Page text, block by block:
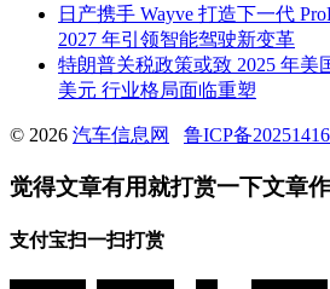
日产携手 Wayve 打造下一代
2027 年引领智能驾驶新变革
特朗普关税政策或致 2025 年美
美元 行业格局面临重塑
© 2026 汽车信息网 鲁ICP备
觉得文章有用就打赏一下文章
支付宝扫一扫打赏